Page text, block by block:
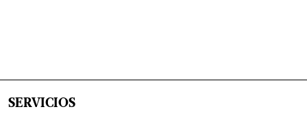
SERVICIOS